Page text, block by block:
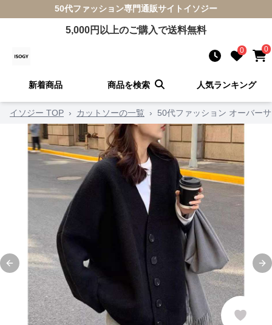
50代ファッション専門通販サイト イソジー
5,000円以上のご購入で送料無料
0 0
新着商品 商品を検索 人気ランキング
イソジー TOP › カットソーの一覧 › 50代ファッション オーバー
Previous slide